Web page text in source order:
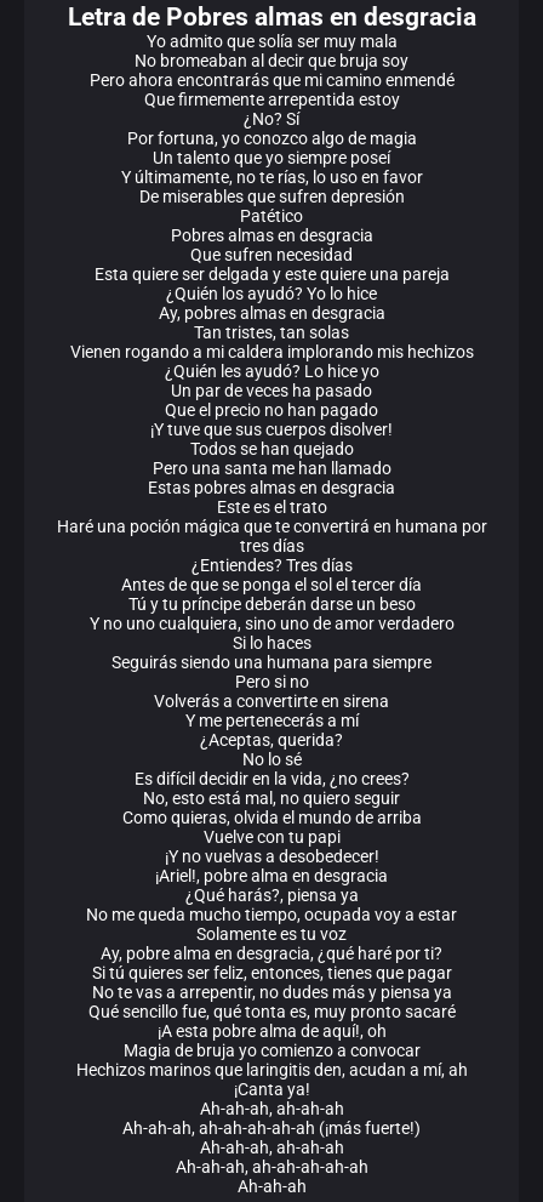
Letra de Pobres almas en desgracia
Yo admito que solía ser muy mala
No bromeaban al decir que bruja soy
Pero ahora encontrarás que mi camino enmendé
Que firmemente arrepentida estoy
¿No? Sí
Por fortuna, yo conozco algo de magia
Un talento que yo siempre poseí
Y últimamente, no te rías, lo uso en favor
De miserables que sufren depresión
Patético
Pobres almas en desgracia
Que sufren necesidad
Esta quiere ser delgada y este quiere una pareja
¿Quién los ayudó? Yo lo hice
Ay, pobres almas en desgracia
Tan tristes, tan solas
Vienen rogando a mi caldera implorando mis hechizos
¿Quién les ayudó? Lo hice yo
Un par de veces ha pasado
Que el precio no han pagado
¡Y tuve que sus cuerpos disolver!
Todos se han quejado
Pero una santa me han llamado
Estas pobres almas en desgracia
Este es el trato
Haré una poción mágica que te convertirá en humana por
tres días
¿Entiendes? Tres días
Antes de que se ponga el sol el tercer día
Tú y tu príncipe deberán darse un beso
Y no uno cualquiera, sino uno de amor verdadero
Si lo haces
Seguirás siendo una humana para siempre
Pero si no
Volverás a convertirte en sirena
Y me pertenecerás a mí
¿Aceptas, querida?
No lo sé
Es difícil decidir en la vida, ¿no crees?
No, esto está mal, no quiero seguir
Como quieras, olvida el mundo de arriba
Vuelve con tu papi
¡Y no vuelvas a desobedecer!
¡Ariel!, pobre alma en desgracia
¿Qué harás?, piensa ya
No me queda mucho tiempo, ocupada voy a estar
Solamente es tu voz
Ay, pobre alma en desgracia, ¿qué haré por ti?
Si tú quieres ser feliz, entonces, tienes que pagar
No te vas a arrepentir, no dudes más y piensa ya
Qué sencillo fue, qué tonta es, muy pronto sacaré
¡A esta pobre alma de aquí!, oh
Magia de bruja yo comienzo a convocar
Hechizos marinos que laringitis den, acudan a mí, ah
¡Canta ya!
Ah-ah-ah, ah-ah-ah
Ah-ah-ah, ah-ah-ah-ah-ah (¡más fuerte!)
Ah-ah-ah, ah-ah-ah
Ah-ah-ah, ah-ah-ah-ah-ah
Ah-ah-ah